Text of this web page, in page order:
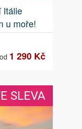
Itálie
u moře!
od 1 290 Kč
SLEVA